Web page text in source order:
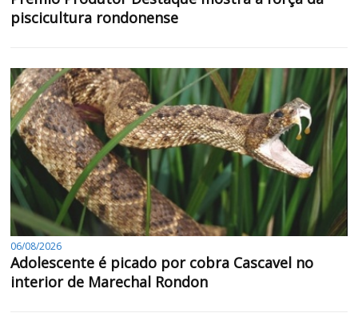
piscicultura rondonense
06/08/2026
Adolescente é picado por cobra Cascavel no
interior de Marechal Rondon